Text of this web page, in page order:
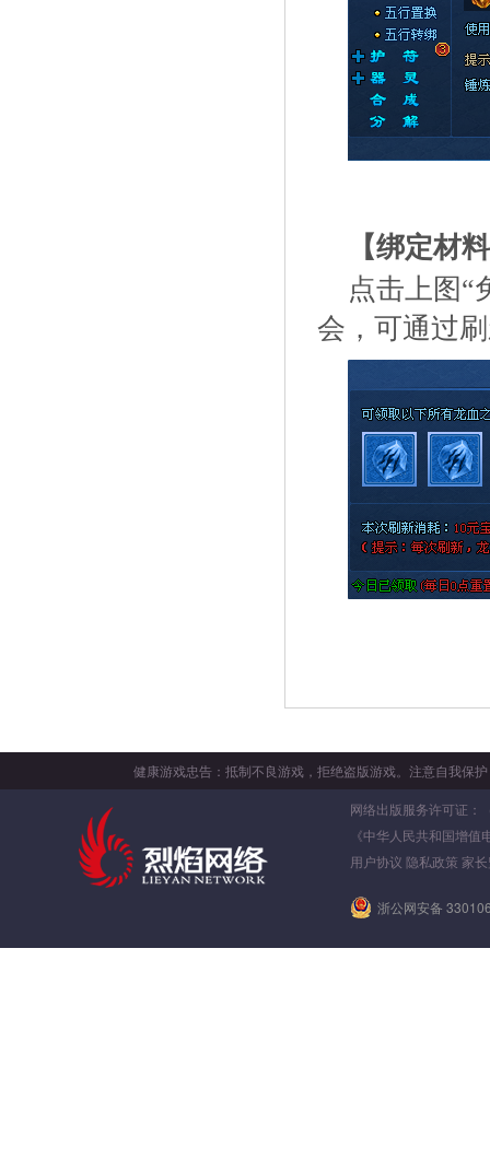
【绑定材
点击上图“
会，可通过
健康游戏忠告：抵制不良游戏，拒绝盗版游戏。注意自我保
网络出版服务许可证：
《中华人民共和国增
用户协议 隐私政策 家
浙公网安备